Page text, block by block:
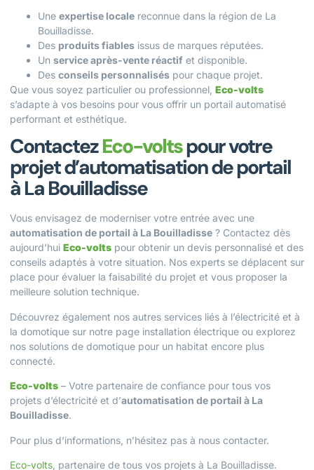
Une expertise locale reconnue dans la région de La
Bouilladisse.
Des produits fiables issus de marques réputées.
Un service après-vente réactif et disponible.
Des conseils personnalisés pour chaque projet.
Que vous soyez particulier ou professionnel, Eco-volts
s’adapte à vos besoins pour vous offrir un portail automatisé
performant et esthétique.
ContactezEco-voltspour votre
projet d’automatisation de portail
à La Bouilladisse
Vous envisagez de moderniser votre entrée avec une
automatisation de portail à La Bouilladisse ? Contactez dès
aujourd’hui Eco-volts pour obtenir un devis personnalisé et des
conseils adaptés à votre situation. Nos experts se déplacent sur
place pour évaluer la faisabilité du projet et vous proposer la
meilleure solution technique.
Découvrez également nos autres services liés à l’électricité et à
la domotique sur notre page installation électrique ou explorez
nos solutions de domotique pour un habitat encore plus
connecté.
Eco-volts – Votre partenaire de confiance pour tous vos
projets d’électricité et d’automatisation de portail à La
Bouilladisse.
Pour plus d’informations, n’hésitez pas à nous contacter.
Eco-volts , partenaire de tous vos projets à La Bouilladisse.